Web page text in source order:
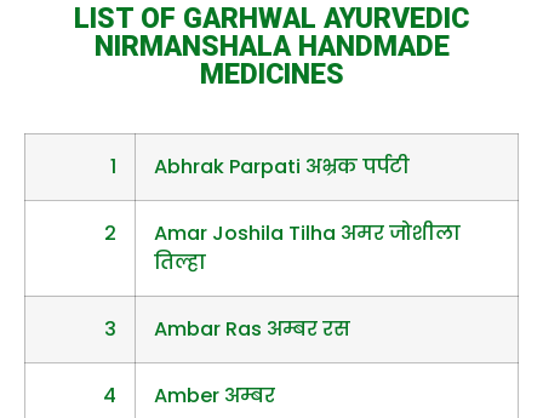
LIST OF GARHWAL AYURVEDIC
NIRMANSHALA HANDMADE
MEDICINES
1 Abhrak Parpati अभ्रक पर्पटी
2
Amar Joshila Tilha अमर जोशीला
तिल्हा
3 Ambar Ras अम्बर रस
4 Amber अम्बर